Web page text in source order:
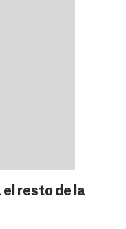
resto de la